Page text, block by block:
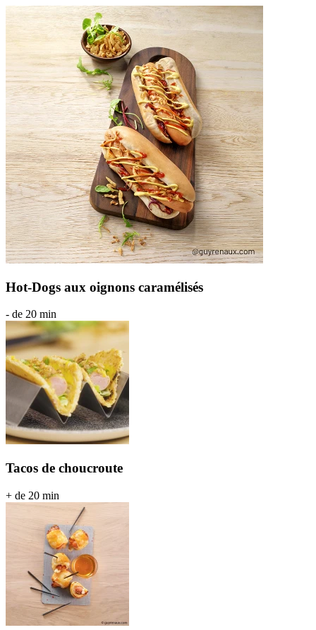
Hot-Dogs aux oignons caramélisés
- de 20 min
Tacos de choucroute
+ de 20 min